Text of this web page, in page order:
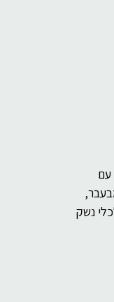
עם
נשק